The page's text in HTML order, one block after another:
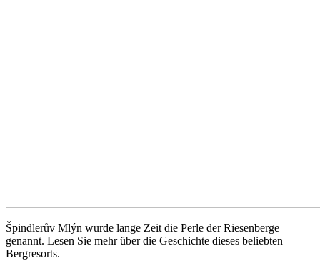
Špindlerův Mlýn wurde lange Zeit die Perle der Riesenberge
genannt. Lesen Sie mehr über die Geschichte dieses beliebten
Bergresorts.